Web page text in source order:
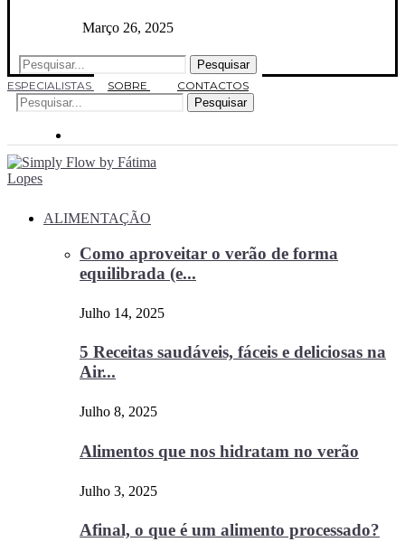
Março 26, 2025
Pesquisar
ESPECIALISTAS
SOBRE
CONTACTOS
Pesquisar
ALIMENTAÇÃO
Como aproveitar o verão de forma
equilibrada (e...
Julho 14, 2025
5 Receitas saudáveis, fáceis e deliciosas na
Air...
Julho 8, 2025
Alimentos que nos hidratam no verão
Julho 3, 2025
Afinal, o que é um alimento processado?